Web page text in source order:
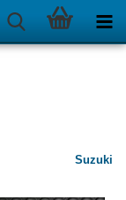
Suzuki